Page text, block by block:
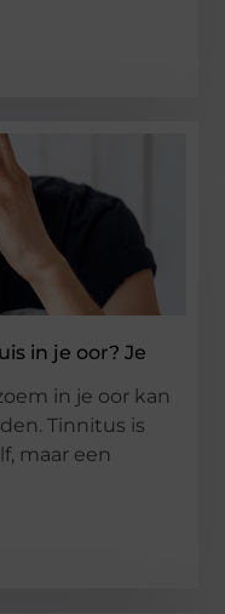
in je oor? Je
in je oor kan
Tinnitus is
maar een